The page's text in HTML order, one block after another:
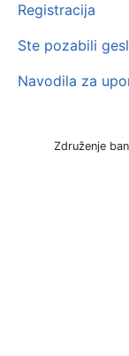
Registracija
Ste pozabili
Navodila za
Združenje